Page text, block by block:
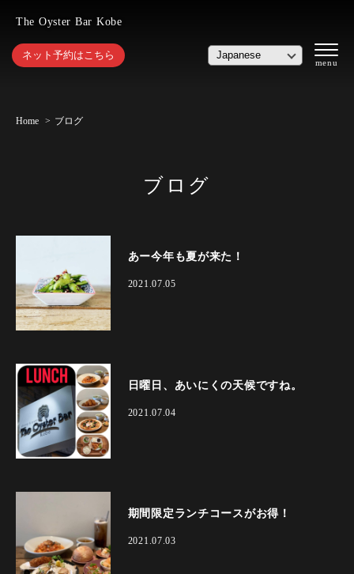
The Oyster Bar Kobe
ネット予約はこちら
Home ブログ
ブログ
あー今年も夏が来た！
2021.07.05
日曜日、あいにくの天候ですね。
2021.07.04
期間限定ランチコースがお得！
2021.07.03